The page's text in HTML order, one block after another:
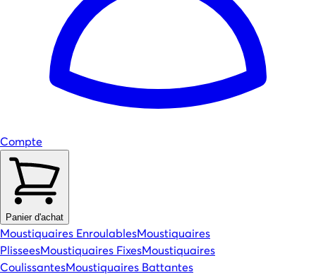
Compte
Panier d'achat
Moustiquaires EnroulablesMoustiquaires
PlisseesMoustiquaires FixesMoustiquaires
CoulissantesMoustiquaires Battantes